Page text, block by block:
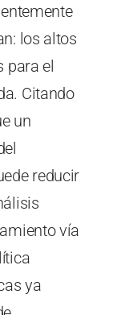
los altos
para el
Citando
un
reducir
vía
ya